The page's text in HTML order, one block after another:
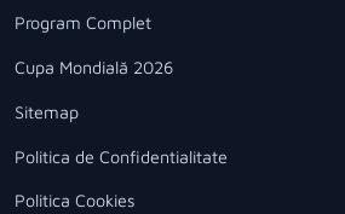
Program Complet
Cupa Mondială 2026
Sitemap
Politica de Confidentialitate
Politica Cookies